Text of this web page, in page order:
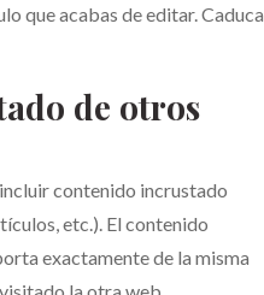
que acabas de editar. Caduca
de otros
contenido incrustado
etc.). El contenido
exactamente de la misma